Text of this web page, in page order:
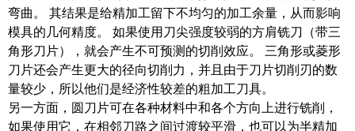
弯曲。 其结果是给精加工留下不均匀的加工余量，从而影响
模具的几何精度。 如果使用刀尖强度较弱的方肩铣刀（带三
角形刀片），就会产生不可预测的切削效应。 三角形或菱形
刀片还会产生更大的径向切削力，并且由于刀片切削刃的数
量较少，所以他们是经济性较差的粗加工刀具。
另一方面，圆刀片可在各种材料中和各个方向上进行铣削，
如果使用它，在相邻刀路之间过渡较平滑，也可以为半精加